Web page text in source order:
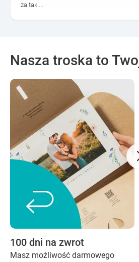
za tak ...
Nasza troska to
100 dni na zwrot
Masz możliwość darmowego